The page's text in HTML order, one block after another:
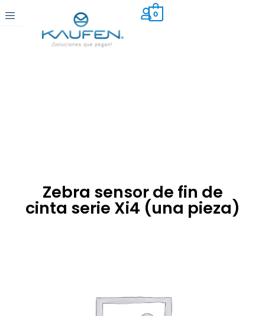
al
contenido
0
Zebra sensor de fin de
cinta serie Xi4 (una pieza)